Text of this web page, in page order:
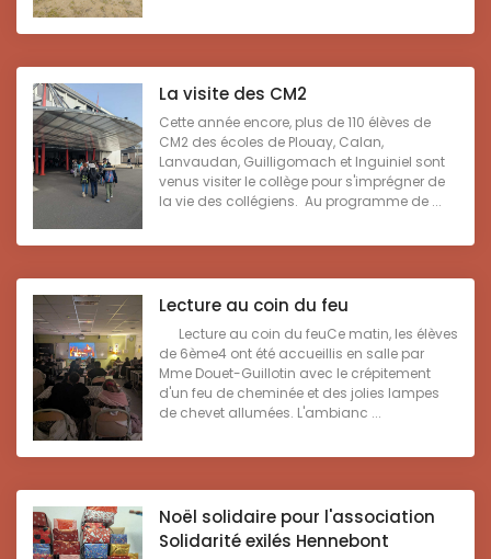
La visite des CM2
Cette année encore, plus de 110 élèves de
CM2 des écoles de Plouay, Calan,
Lanvaudan, Guilligomach et Inguiniel sont
venus visiter le collège pour s'imprégner de
la vie des collégiens. Au programme de ...
Lecture au coin du feu
Lecture au coin du feuCe matin, les élèves
de 6ème4 ont été accueillis en salle par
Mme Douet-Guillotin avec le crépitement
d'un feu de cheminée et des jolies lampes
de chevet allumées. L'ambianc ...
Noël solidaire pour l'association
Solidarité exilés Hennebont